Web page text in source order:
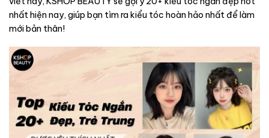
nhất hiện nay, giúp bạn tìm ra kiểu tóc hoàn hảo nhất để làm
mới bản thân!